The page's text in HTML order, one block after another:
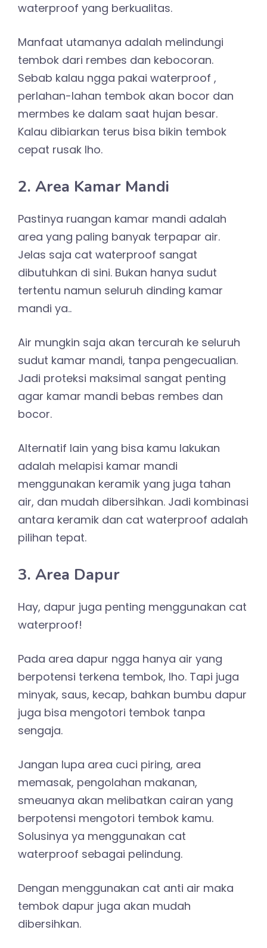
waterproof yang berkualitas.
Manfaat utamanya adalah melindungi
tembok dari rembes dan kebocoran.
Sebab kalau ngga pakai waterproof ,
perlahan-lahan tembok akan bocor dan
mermbes ke dalam saat hujan besar.
Kalau dibiarkan terus bisa bikin tembok
cepat rusak lho.
2. Area Kamar Mandi
Pastinya ruangan kamar mandi adalah
area yang paling banyak terpapar air.
Jelas saja cat waterproof sangat
dibutuhkan di sini. Bukan hanya sudut
tertentu namun seluruh dinding kamar
mandi ya..
Air mungkin saja akan tercurah ke seluruh
sudut kamar mandi, tanpa pengecualian.
Jadi proteksi maksimal sangat penting
agar kamar mandi bebas rembes dan
bocor.
Alternatif lain yang bisa kamu lakukan
adalah melapisi kamar mandi
menggunakan keramik yang juga tahan
air, dan mudah dibersihkan. Jadi kombinasi
antara keramik dan cat waterproof adalah
pilihan tepat.
3. Area Dapur
Hay, dapur juga penting menggunakan cat
waterproof!
Pada area dapur ngga hanya air yang
berpotensi terkena tembok, lho. Tapi juga
minyak, saus, kecap, bahkan bumbu dapur
juga bisa mengotori tembok tanpa
sengaja.
Jangan lupa area cuci piring, area
memasak, pengolahan makanan,
smeuanya akan melibatkan cairan yang
berpotensi mengotori tembok kamu.
Solusinya ya menggunakan cat
waterproof sebagai pelindung.
Dengan menggunakan cat anti air maka
tembok dapur juga akan mudah
dibersihkan.